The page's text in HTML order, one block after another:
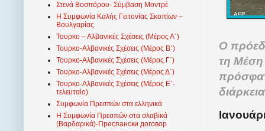
Ο
τη Μέση
Στενά Βοσπόρου- Σύμβαση Μοντρέ
Η Συμφωνία Καλής Γειτονίας Σκοπίων –
Βουλγαρίας
Τουρκο – Αλβανικές Σχέσεις (Mέρος Α΄)
Τουρκο-Αλβανικές Σχέσεις (Μέρος Β΄)
Τουρκο-Αλβανικές Σχέσεις (Μέρος Γ΄)
Τουρκο-Αλβανικές Σχέσεις (Μέρος Δ΄)
Τουρκο-Αλβανικές Σχέσεις (Μέρος Ε΄-
τελευταίο)
Συμφωνία Πρεσπών στα ελληνικά
Η Συμφωνία Πρεσπών στα σλαβικά
(Βαρδαρικά)-Преспански договор